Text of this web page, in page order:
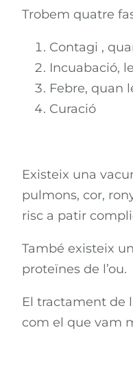
Trobem quatre
Contagi ,
Incuabació,
Febre, quan
Curació
Existeix una
pulmons, cor,
risc a patir
També existeix
proteïnes de l’ou.
El tractament de
com el que vam